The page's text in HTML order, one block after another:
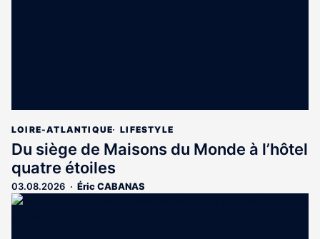
LOIRE-ATLANTIQUE LIFESTYLE
Du siège de Maisons du Monde à l’hôtel
quatre étoiles
03.08.2026 Éric CABANAS